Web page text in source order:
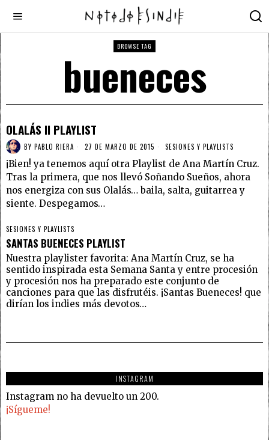
BROWSE TAG
bueneces
OLALÁS II PLAYLIST
BY PABLO RIERA 27 DE MARZO DE 2015 SESIONES Y PLAYLISTS
¡Bien! ya tenemos aquí otra Playlist de Ana Martín Cruz.
Tras la primera, que nos llevó Soñando Sueños, ahora
nos energiza con sus Olalás… baila, salta, guitarrea y
siente. Despegamos…
SESIONES Y PLAYLISTS
SANTAS BUENECES PLAYLIST
Nuestra playlister favorita: Ana Martín Cruz, se ha
sentido inspirada esta Semana Santa y entre procesión
y procesión nos ha preparado este conjunto de
canciones para que las disfrutéis. ¡Santas Bueneces! que
dirían los indies más devotos…
INSTAGRAM
Instagram no ha devuelto un 200.
¡Sígueme!